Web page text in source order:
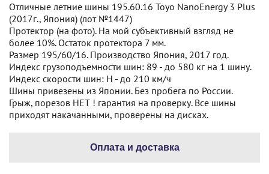
Отличные летние шины 195.60.16 Toyo NanoEnergy 3 Plus
(2017г., Япония) (лот №1447)
Протектор (на фото). На мой субъективный взгляд не
более 10%. Остаток протектора 7 мм.
Размер 195/60/16. Производство Япония, 2017 год.
Индекс грузоподъемности шин: 89 - до 580 кг на 1 шину.
Индекс скорости шин: H - до 210 км/ч
Шины привезены из Японии. Без пробега по России.
Грыж, порезов НЕТ ! гарантия на проверку. Все шины
приходят накачанными, проверены на дисках.
Оплата и доставка